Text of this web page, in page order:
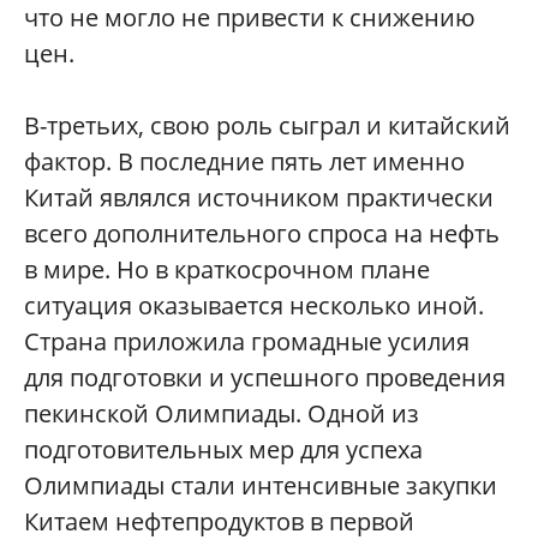
что не могло не привести к снижению
цен.
В-третьих, свою роль сыграл и китайский
фактор. В последние пять лет именно
Китай являлся источником практически
всего дополнительного спроса на нефть
в мире. Но в краткосрочном плане
ситуация оказывается несколько иной.
Страна приложила громадные усилия
для подготовки и успешного проведения
пекинской Олимпиады. Одной из
подготовительных мер для успеха
Олимпиады стали интенсивные закупки
Китаем нефтепродуктов в первой